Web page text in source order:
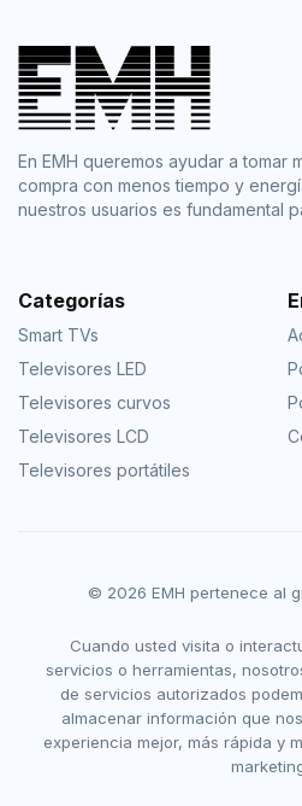
En EMH queremos ayudar a tomar
compra con menos tiempo y
nuestros usuarios es fundamental
Categorías
Smart TVs
Televisores LED
Televisores curvos
Televisores LCD
Televisores portátiles
© 2026 EMH pertenece al
Cuando usted visita o
servicios o herramientas,
de servicios autorizados
almacenar información que
experiencia mejor, más rápida y